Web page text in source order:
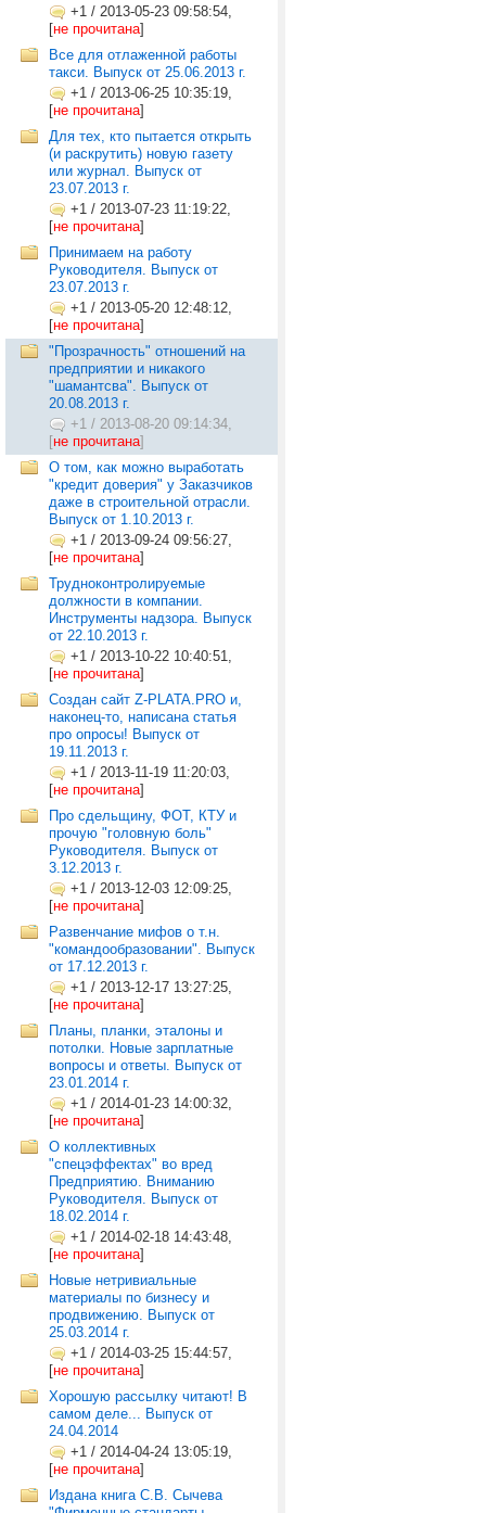
+1 / 2013-05-23 09:58:54,
[не прочитана]
Все для отлаженной работы
такси. Выпуск от 25.06.2013 г.
+1 / 2013-06-25 10:35:19,
[не прочитана]
Для тех, кто пытается открыть
(и раскрутить) новую газету
или журнал. Выпуск от
23.07.2013 г.
+1 / 2013-07-23 11:19:22,
[не прочитана]
Принимаем на работу
Руководителя. Выпуск от
23.07.2013 г.
+1 / 2013-05-20 12:48:12,
[не прочитана]
"Прозрачность" отношений на
предприятии и никакого
"шамантсва". Выпуск от
20.08.2013 г.
+1 / 2013-08-20 09:14:34,
[не прочитана]
О том, как можно выработать
"кредит доверия" у Заказчиков
даже в строительной отрасли.
Выпуск от 1.10.2013 г.
+1 / 2013-09-24 09:56:27,
[не прочитана]
Трудноконтролируемые
должности в компании.
Инструменты надзора. Выпуск
от 22.10.2013 г.
+1 / 2013-10-22 10:40:51,
[не прочитана]
Создан сайт Z-PLATA.PRO и,
наконец-то, написана статья
про опросы! Выпуск от
19.11.2013 г.
+1 / 2013-11-19 11:20:03,
[не прочитана]
Про сдельщину, ФОТ, КТУ и
прочую "головную боль"
Руководителя. Выпуск от
3.12.2013 г.
+1 / 2013-12-03 12:09:25,
[не прочитана]
Развенчание мифов о т.н.
"командообразовании". Выпуск
от 17.12.2013 г.
+1 / 2013-12-17 13:27:25,
[не прочитана]
Планы, планки, эталоны и
потолки. Новые зарплатные
вопросы и ответы. Выпуск от
23.01.2014 г.
+1 / 2014-01-23 14:00:32,
[не прочитана]
О коллективных
"спецэффектах" во вред
Предприятию. Вниманию
Руководителя. Выпуск от
18.02.2014 г.
+1 / 2014-02-18 14:43:48,
[не прочитана]
Новые нетривиальные
материалы по бизнесу и
продвижению. Выпуск от
25.03.2014 г.
+1 / 2014-03-25 15:44:57,
[не прочитана]
Хорошую рассылку читают! В
самом деле... Выпуск от
24.04.2014
+1 / 2014-04-24 13:05:19,
[не прочитана]
Издана книга С.В. Сычева